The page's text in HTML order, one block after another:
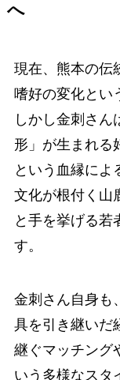
へ
現在、熊本の伝
嗜好の変化とい
しかし金刺さん
形」が生まれる
という血縁によ
文化が根付く山
と手を挙げる若
す。
金刺さん自身も
具を引き継いだ
継ぐマッチング
いう多様なスタ